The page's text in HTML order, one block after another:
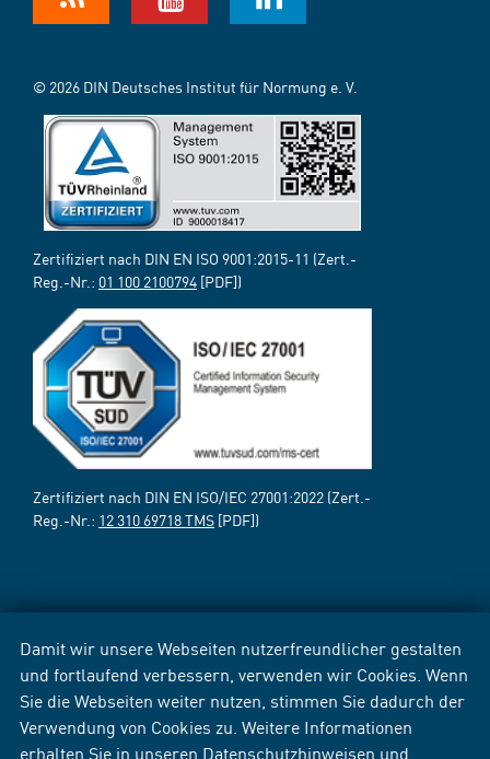
Damit wir unsere Webseiten nutzerfreundlicher gestalten
und fortlaufend verbessern, verwenden wir Cookies. Wenn
Sie die Webseiten weiter nutzen, stimmen Sie dadurch der
Verwendung von Cookies zu. Weitere Informationen
erhalten Sie in unseren Datenschutzhinweisen und
© 2026 DIN Deutsches Institut für Normung e. V.
Zertifiziert nach DIN EN ISO 9001:2015-11 (Zert.-
Reg.-Nr.: 01 100 2100794 [PDF])
Zertifiziert nach DIN EN ISO/IEC 27001:2022 (Zert.-
Reg.-Nr.: 12 310 69718 TMS [PDF])